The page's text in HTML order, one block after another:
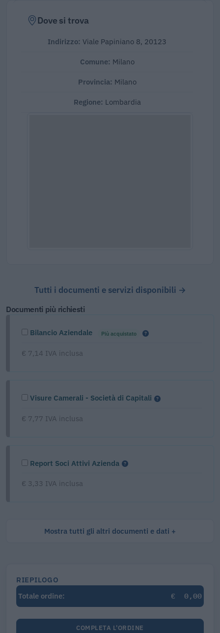
Dove si trova
Indirizzo: Viale Papiniano 8, 20123
Comune: Milano
Provincia: Milano
Regione: Lombardia
Tutti i documenti e servizi disponibili →
Documenti più richiesti
Bilancio Aziendale Più acquistato
€ 7,14 IVA inclusa
Visure Camerali - Società di Capitali
€ 7,77 IVA inclusa
Report Soci Attivi Azienda
€ 3,33 IVA inclusa
Mostra tutti gli altri documenti e dati
RIEPILOGO
Totale ordine:
€ 0,00
COMPLETA L'ORDINE